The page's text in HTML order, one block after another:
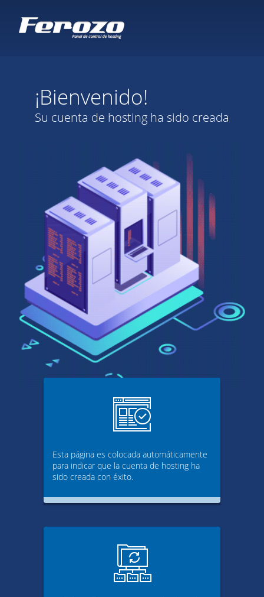
¡Bienvenido!
Su cuenta de hosting ha sido creada
Esta página es colocada automáticamente
para indicar que la cuenta de hosting ha
sido creada con éxito.